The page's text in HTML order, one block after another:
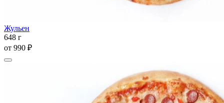
Жульен
648 г
от 990 ₽